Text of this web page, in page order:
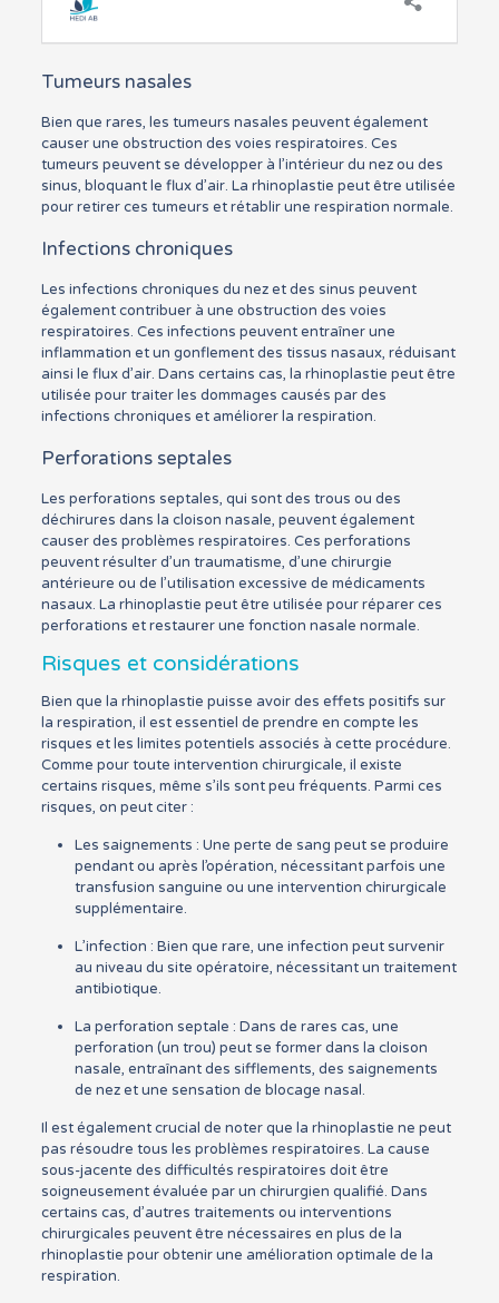
Tumeurs nasales
Bien que rares, les tumeurs nasales peuvent également
causer une obstruction des voies respiratoires. Ces
tumeurs peuvent se développer à l’intérieur du nez ou des
sinus, bloquant le flux d’air. La rhinoplastie peut être utilisée
pour retirer ces tumeurs et rétablir une respiration normale.
Infections chroniques
Les infections chroniques du nez et des sinus peuvent
également contribuer à une obstruction des voies
respiratoires. Ces infections peuvent entraîner une
inflammation et un gonflement des tissus nasaux, réduisant
ainsi le flux d’air. Dans certains cas, la rhinoplastie peut être
utilisée pour traiter les dommages causés par des
infections chroniques et améliorer la respiration.
Perforations septales
Les perforations septales, qui sont des trous ou des
déchirures dans la cloison nasale, peuvent également
causer des problèmes respiratoires. Ces perforations
peuvent résulter d’un traumatisme, d’une chirurgie
antérieure ou de l’utilisation excessive de médicaments
nasaux. La rhinoplastie peut être utilisée pour réparer ces
perforations et restaurer une fonction nasale normale.
Risques et considérations
Bien que la rhinoplastie puisse avoir des effets positifs sur
la respiration, il est essentiel de prendre en compte les
risques et les limites potentiels associés à cette procédure.
Comme pour toute intervention chirurgicale, il existe
certains risques, même s’ils sont peu fréquents. Parmi ces
risques, on peut citer :
Les saignements : Une perte de sang peut se produire
pendant ou après l’opération, nécessitant parfois une
transfusion sanguine ou une intervention chirurgicale
supplémentaire.
L’infection : Bien que rare, une infection peut survenir
au niveau du site opératoire, nécessitant un traitement
antibiotique.
La perforation septale : Dans de rares cas, une
perforation (un trou) peut se former dans la cloison
nasale, entraînant des sifflements, des saignements
de nez et une sensation de blocage nasal.
Il est également crucial de noter que la rhinoplastie ne peut
pas résoudre tous les problèmes respiratoires. La cause
sous-jacente des difficultés respiratoires doit être
soigneusement évaluée par un chirurgien qualifié. Dans
certains cas, d’autres traitements ou interventions
chirurgicales peuvent être nécessaires en plus de la
rhinoplastie pour obtenir une amélioration optimale de la
respiration.